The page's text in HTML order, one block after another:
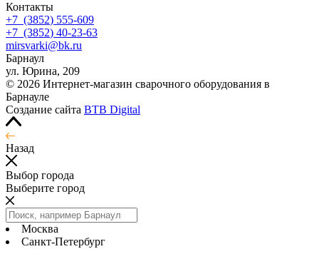
Контакты
+7 (3852) 555-609
+7 (3852) 40-23-63
mirsvarki@bk.ru
Барнаул
ул. Юрина, 209
© 2026 Интернет-магазин сварочного оборудования в
Барнауле
Создание сайта BTB Digital
Назад
Выбор города
Выберите город
Москва
Санкт-Петербург